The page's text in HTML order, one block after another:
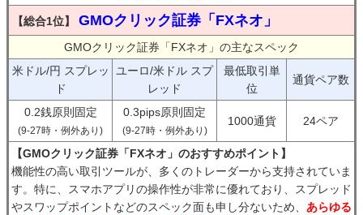
【総合1位】 GMOクリック証券「FXネオ」
GMOクリック証券「FXネオ」の主なスペック
米ドル/円 スプレッ
ド
ユーロ/米ドル スプ
レッド
最低取引単
位
通貨ペア数
0.2銭原則固定
(9-27時・例外あり)
0.3pips原則固定
(9-27時・例外あり)
1000通貨 24ペア
【GMOクリック証券「FXネオ」のおすすめポイント】
機能性の高い取引ツールが、多くのトレーダーから支持されていま
す。特に、スマホアプリの操作性が非常に優れており、スプレッド
やスワップポイントなどのスペック面も申し分ないため、 あらゆる